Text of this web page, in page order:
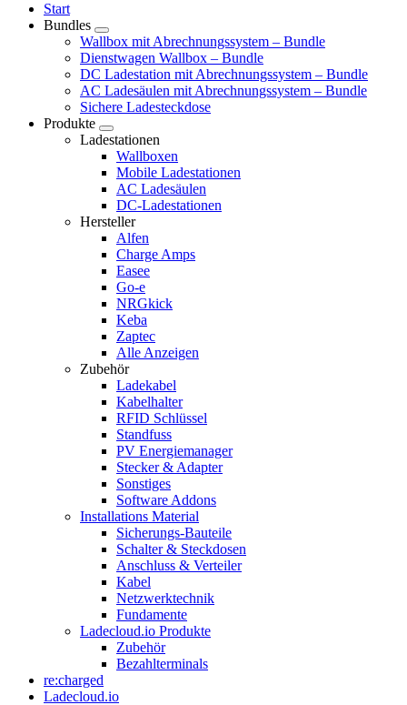
Start
Bundles
Wallbox mit Abrechnungssystem – Bundle
Dienstwagen Wallbox – Bundle
DC Ladestation mit Abrechnungssystem – Bundle
AC Ladesäulen mit Abrechnungssystem – Bundle
Sichere Ladesteckdose
Produkte
Ladestationen
Wallboxen
Mobile Ladestationen
AC Ladesäulen
DC-Ladestationen
Hersteller
Alfen
Charge Amps
Easee
Go-e
NRGkick
Keba
Zaptec
Alle Anzeigen
Zubehör
Ladekabel
Kabelhalter
RFID Schlüssel
Standfuss
PV Energiemanager
Stecker & Adapter
Sonstiges
Software Addons
Installations Material
Sicherungs-Bauteile
Schalter & Steckdosen
Anschluss & Verteiler
Kabel
Netzwerktechnik
Fundamente
Ladecloud.io Produkte
Zubehör
Bezahlterminals
re:charged
Ladecloud.io